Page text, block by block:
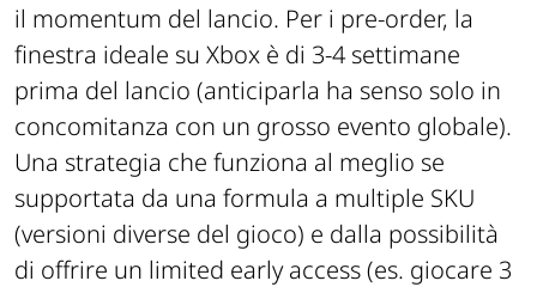
il momentum del lancio. Per i pre-order, la
finestra ideale su Xbox è di 3-4 settimane
prima del lancio (anticiparla ha senso solo in
concomitanza con un grosso evento globale).
Una strategia che funziona al meglio se
supportata da una formula a multiple SKU
(versioni diverse del gioco) e dalla possibilità
di offrire un limited early access (es. giocare 3